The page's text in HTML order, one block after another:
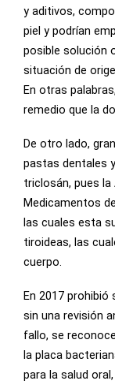
y aditivos,
piel y podrían
posible solución
situación de
En otras
remedio que la
De otro lado,
pastas dentales
triclosán, pues
Medicamentos
las cuales esta
tiroideas, las
cuerpo.
En 2017
sin una revisión
fallo, se
la placa
para la salud